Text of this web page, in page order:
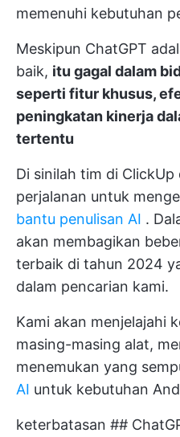
memenuhi kebutuhan
Meskipun ChatGPT
baik, itu gagal dalam
seperti fitur khusus,
peningkatan kinerja
tertentu
Di sinilah tim di ClickUp
perjalanan untuk
bantu penulisan AI .
akan membagikan
terbaik di tahun 2024
dalam pencarian kami.
Kami akan menjelajahi
masing-masing alat,
menemukan yang
AI untuk kebutuhan
keterbatasan ##